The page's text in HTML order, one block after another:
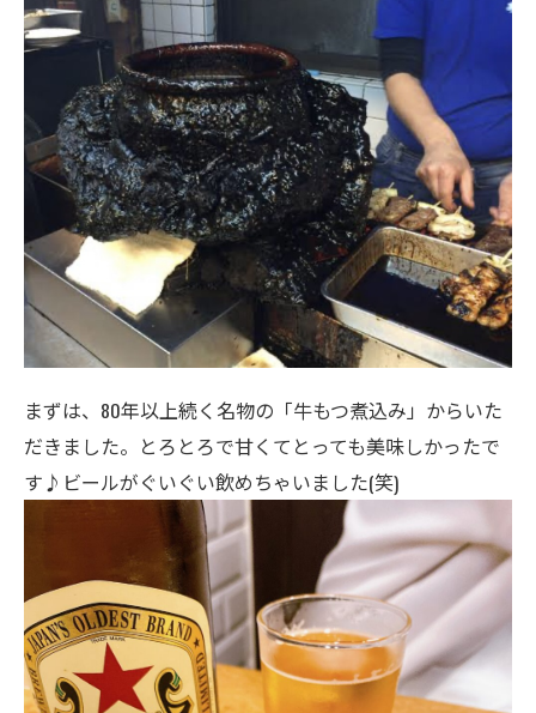
まずは、80年以上続く名物の「牛もつ煮込み」からいた
だきました。とろとろで甘くてとっても美味しかったで
す♪ビールがぐいぐい飲めちゃいました(笑)